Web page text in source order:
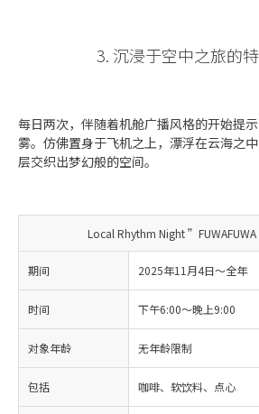
3. 沉浸于空中之旅的
每日两次，伴随着机舱广播风格的开始提
雾。仿佛置身于飞机之上，漂浮在云海之
层交织出梦幻般的空间。
Local Rhythm Night ”FUWAFUWA
期间 2025年11月4日～全年
时间 下午6:00～晚上9:00
对象年龄 无年龄限制
包括 咖啡、软饮料、点心